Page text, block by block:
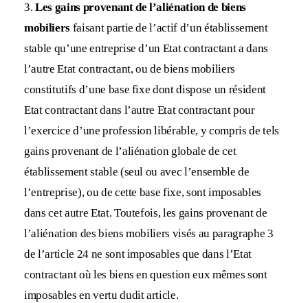
3. Les gains provenant de l’aliénation de biens
mobiliersfaisant partie de l’actif d’un établissement
stable qu’une entreprise d’un Etat contractant a dans
l’autre Etat contractant, ou de biens mobiliers
constitutifs d’une base fixe dont dispose un résident
Etat contractant dans l’autre Etat contractant pour
l’exercice d’une profession libérable, y compris de tels
gains provenant de l’aliénation globale de cet
établissement stable (seul ou avec l’ensemble de
l’entreprise), ou de cette base fixe, sont imposables
dans cet autre Etat. Toutefois, les gains provenant de
l’aliénation des biens mobiliers visés au paragraphe 3
de l’article 24 ne sont imposables que dans l’Etat
contractant où les biens en question eux mêmes sont
imposables en vertu dudit article.